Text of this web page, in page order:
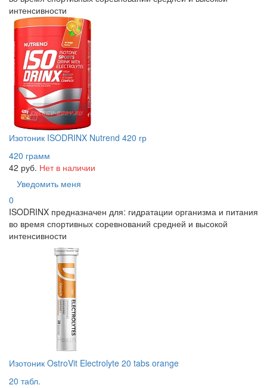
интенсивности
Изотоник ISODRINX Nutrend 420 гр
420 грамм
42 руб. Нет в наличии
Уведомить меня
0
ISODRINX предназначен для: гидратации организма и питания
во время спортивных соревнований средней и высокой
интенсивности
Изотоник OstroVit Electrolyte 20 tabs orange
20 табл.